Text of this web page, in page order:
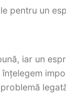
pentru un
iar un
înțelegem